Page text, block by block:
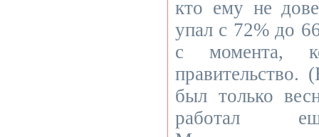
кто ему не
упал с 72% до
с момента,
правительство.
был только
работал